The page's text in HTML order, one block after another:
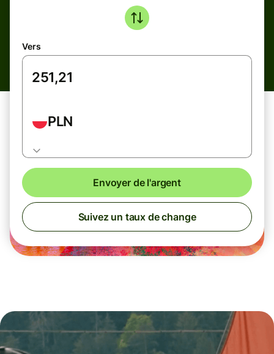
Vers
PLN
Envoyer de l'argent
Suivez un taux de change